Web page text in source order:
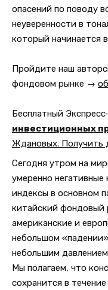
опасений по поводу
неуверенности в
который начинается
Пройдите наш
фондовом рынке →
Бесплатный
инвестиционных
Ждановых. Получить
Сегодня утром на
умеренно негативные
индексы в основном
китайский
американские и
небольшом
небольшим
Мы полагаем, что
сохранится в